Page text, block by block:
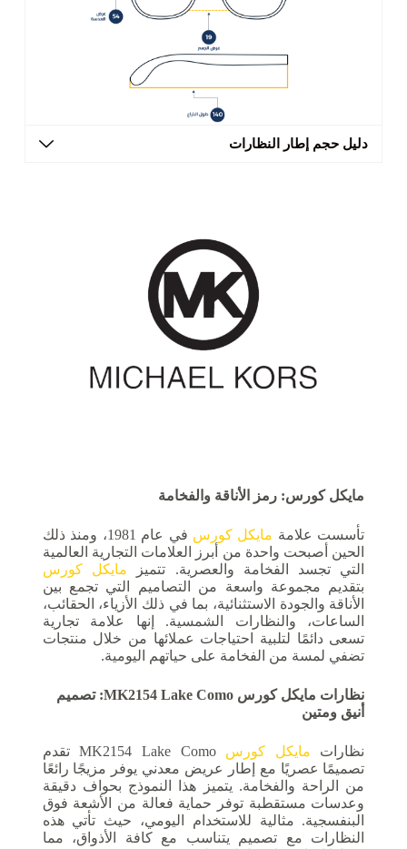
دليل حجم إطار النظارات
مايكل كورس: رمز الأناقة والفخامة
تأسست علامة مايكل كورس
في عام 1981، ومنذ ذلك
الحين أصبحت واحدة من أبرز العلامات التجارية العالمية
التي تجسد الفخامة والعصرية. تتميز مايكل كورس
بتقديم مجموعة واسعة من التصاميم التي تجمع بين
الأناقة والجودة الاستثنائية، بما في ذلك الأزياء، الحقائب،
الساعات، والنظارات الشمسية. إنها علامة تجارية
تسعى دائمًا لتلبية احتياجات عملائها من خلال منتجات
تضفي لمسة من الفخامة على حياتهم اليومية.
نظارات مايكل كورس MK2154 Lake Como: تصميم
أنيق ومتين
نظارات مايكل كورس
MK2154 Lake Como تقدم
تصميمًا عصريًا مع إطار عريض معدني يوفر مزيجًا رائعًا
من الراحة والفخامة. يتميز هذا النموذج بحواف دقيقة
وعدسات مستقطبة توفر حماية فعالة من الأشعة فوق
البنفسجية. مثالية للاستخدام اليومي، حيث تأتي هذه
النظارات مع تصميم يتناسب مع كافة الأذواق، مما